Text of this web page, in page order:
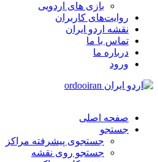
بازی های اردویی
روایت‌های کاربران
نقشه اردو ایران
تماس با ما
درباره ما
ورود
صفحه اصلی
جستجو
جستجوی پیشرفته مراکز
جستجو روی نقشه